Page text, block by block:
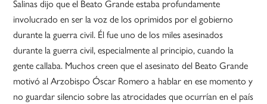
Salinas dijo que el Beato Grande estaba profundamente
involucrado en ser la voz de los oprimidos por el gobierno
durante la guerra civil. Él fue uno de los miles asesinados
durante la guerra civil, especialmente al principio, cuando la
gente callaba. Muchos creen que el asesinato del Beato Grande
motivó al Arzobispo Óscar Romero a hablar en ese momento y
no guardar silencio sobre las atrocidades que ocurrían en el país